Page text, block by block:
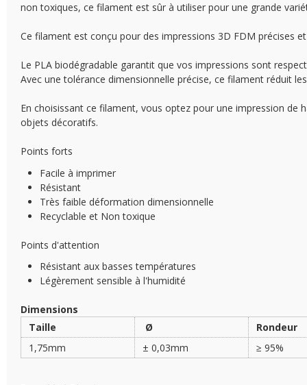
non toxiques, ce filament est sûr à utiliser pour une grande
Ce filament est conçu pour des impressions 3D FDM précises
Le PLA biodégradable garantit que vos impressions sont
Avec une tolérance dimensionnelle précise, ce filament réduit
En choisissant ce filament, vous optez pour une impression
objets décoratifs.
Points forts
Facile à imprimer
Résistant
Très faible déformation dimensionnelle
Recyclable et Non toxique
Points d'attention
Résistant aux basses températures
Légèrement sensible à l'humidité
Dimensions
Taille
Ø
Rondeur
1,75mm
± 0,03mm ≥ 95%